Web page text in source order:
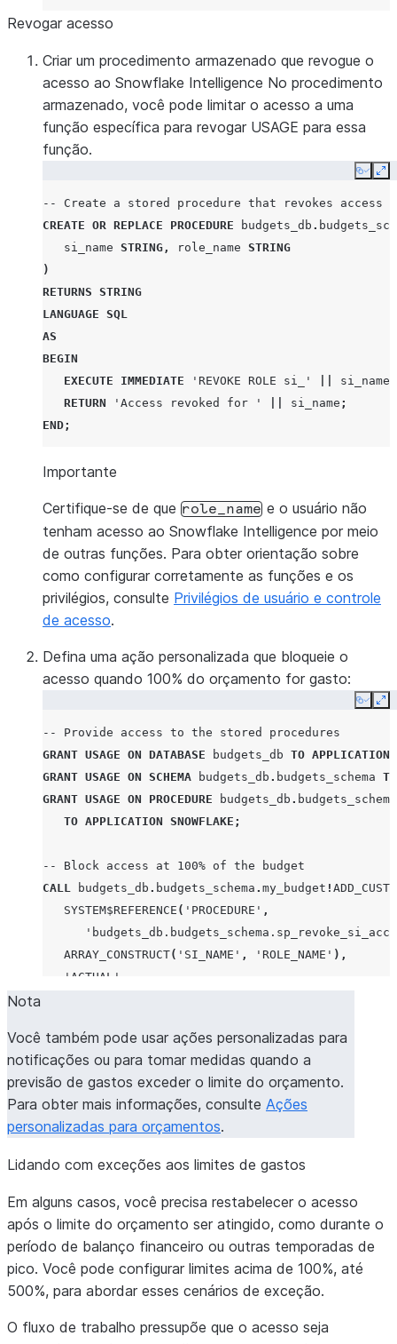
Revogar acesso
Criar um procedimento armazenado que revogue o
acesso ao Snowflake Intelligence No procedimento
armazenado, você pode limitar o acesso a uma
função específica para revogar USAGE para essa
função.
Copy
-- Create a stored procedure that revokes access
CREATE OR REPLACE PROCEDURE budgets_db .
si_name STRING , role_name STRING
)
RETURNS STRING
LANGUAGE SQL
AS
BEGIN
EXECUTE IMMEDIATE
'REVOKE ROLE si_'
si_name
RETURN
'Access revoked for ' si_name ;
END;
Importante
Certifique-se de que role_name e o usuário não
tenham acesso ao Snowflake Intelligence por meio
de outras funções. Para obter orientação sobre
como configurar corretamente as funções e os
privilégios, consulte Privilégios de usuário e controle
de acesso.
Defina uma ação personalizada que bloqueie o
acesso quando 100% do orçamento for gasto:
Copy
-- Provide access to the stored procedures
GRANT USAGE ON DATABASE budgets_db TO APPLICATION
GRANT USAGE ON SCHEMA budgets_db . budgets_schema TO
GRANT USAGE ON PROCEDURE budgets_db . budgets_schema
TO APPLICATION SNOWFLAKE ;
-- Block access at 100% of the budget
CALL
budgets_db . budgets_schema . my_budget !
SYSTEM$REFERENCE ( 'PROCEDURE' ,
ARRAY_CONSTRUCT( 'SI_NAME' , 'ROLE_NAME' ),
'ACTUAL'
Nota
Você também pode usar ações personalizadas para
notificações ou para tomar medidas quando a
previsão de gastos exceder o limite do orçamento.
Para obter mais informações, consulte Ações
personalizadas para orçamentos.
Lidando com exceções aos limites de gastos
Em alguns casos, você precisa restabelecer o acesso
após o limite do orçamento ser atingido, como durante o
período de balanço financeiro ou outras temporadas de
pico. Você pode configurar limites acima de 100%, até
500%, para abordar esses cenários de exceção.
O fluxo de trabalho pressupõe que o acesso seja